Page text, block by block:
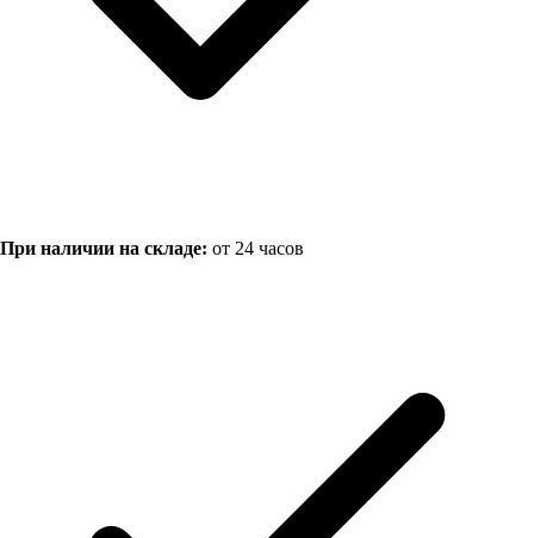
При наличии на складе: от 24 часов